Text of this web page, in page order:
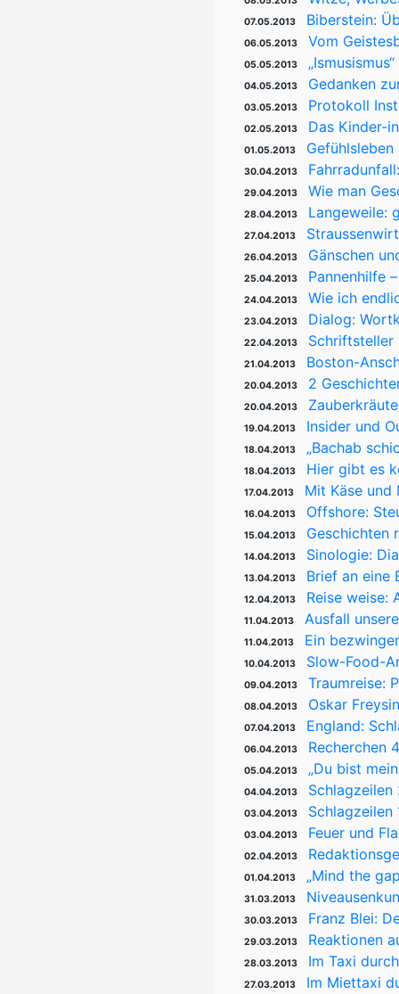
07.05.2013 Biberstein:
06.05.2013 Vom
05.05.2013
04.05.2013 Gedanken
03.05.2013 Protokoll
02.05.2013 Das Kinder-
01.05.2013
30.04.2013
29.04.2013 Wie man
28.04.2013 Langeweile:
27.04.2013
26.04.2013 Gänschen
25.04.2013 Pannenhilfe
24.04.2013 Wie ich
23.04.2013 Dialog:
22.04.2013 Schriftsteller
21.04.2013 Boston-
20.04.2013 2
20.04.2013
19.04.2013 Insider und
18.04.2013 „Bachab
18.04.2013 Hier gibt es
17.04.2013 Mit Käse und
16.04.2013 Offshore:
15.04.2013 Geschichten
14.04.2013 Sinologie:
13.04.2013 Brief an eine
12.04.2013 Reise weise:
11.04.2013 Ausfall
11.04.2013 Ein
10.04.2013 Slow-Food-
09.04.2013 Traumreise:
08.04.2013 Oskar
07.04.2013 England:
06.04.2013 Recherchen
05.04.2013 „Du bist
04.04.2013
03.04.2013
03.04.2013 Feuer und
02.04.2013
01.04.2013 „Mind the
31.03.2013
30.03.2013 Franz Blei:
29.03.2013 Reaktionen
28.03.2013 Im Taxi
27.03.2013 Im Miettaxi